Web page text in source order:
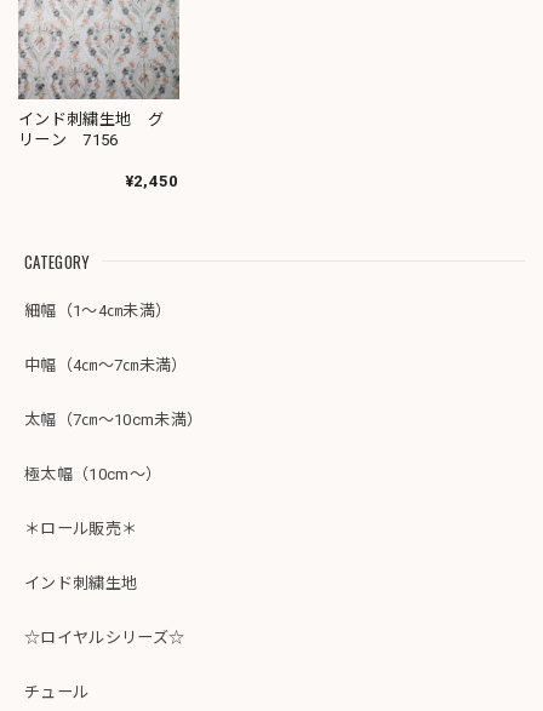
インド刺繍生地 グ
リーン 7156
¥2,450
CATEGORY
細幅（1～4㎝未満）
中幅（4㎝～7㎝未満）
太幅（7㎝～10cm未満）
極太幅（10cm～）
＊ロール販売＊
インド刺繍生地
☆ロイヤルシリーズ☆
チュール